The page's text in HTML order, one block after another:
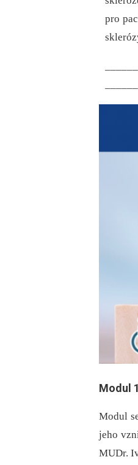
pro
Modul
Modul
jeho
MUDr.